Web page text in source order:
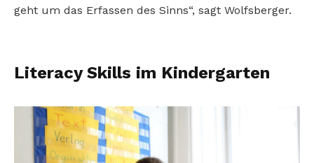
geht um das Erfassen des Sinns“, sagt Wolfsberger.
Literacy Skills im Kindergarten